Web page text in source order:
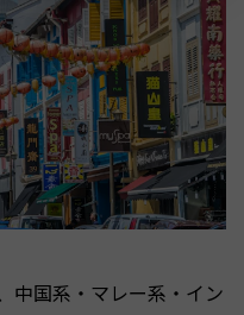
中国系・マレー系・イン